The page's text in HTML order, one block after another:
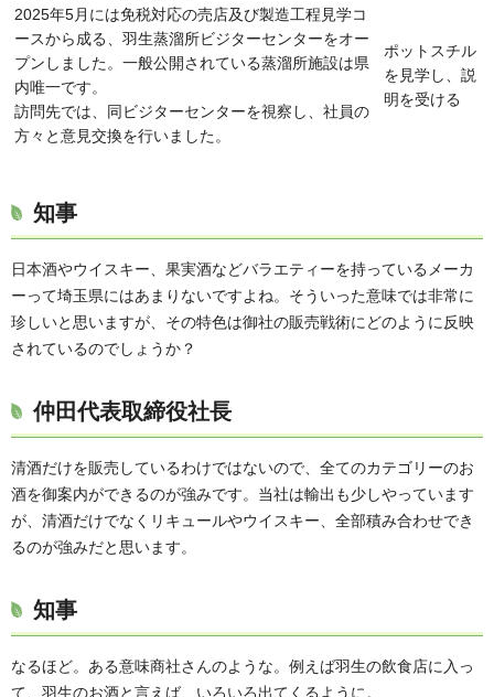
2025年5月には免税対応の売店及び製造工程見学コ
ースから成る、羽生蒸溜所ビジターセンターをオー
プンしました。一般公開されている蒸溜所施設は県
内唯一です。
訪問先では、同ビジターセンターを視察し、社員の
方々と意見交換を行いました。
ポットスチル
を見学し、説
明を受ける
知事
日本酒やウイスキー、果実酒などバラエティーを持っているメーカ
ーって埼玉県にはあまりないですよね。そういった意味では非常に
珍しいと思いますが、その特色は御社の販売戦術にどのように反映
されているのでしょうか？
仲田代表取締役社長
清酒だけを販売しているわけではないので、全てのカテゴリーのお
酒を御案内ができるのが強みです。当社は輸出も少しやっています
が、清酒だけでなくリキュールやウイスキー、全部積み合わせでき
るのが強みだと思います。
知事
なるほど。ある意味商社さんのような。例えば羽生の飲食店に入っ
て、羽生のお酒と言えば、いろいろ出てくるように。